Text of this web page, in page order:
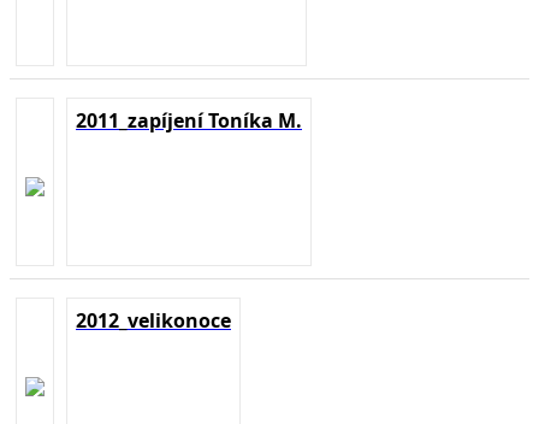
2011_zapíjení Toníka M.
2012_velikonoce